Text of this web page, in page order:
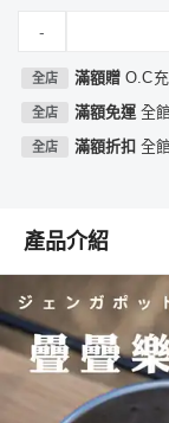
-
全店 滿額贈O.C
全店 滿額免運全
全店 滿額折扣全
產品介紹